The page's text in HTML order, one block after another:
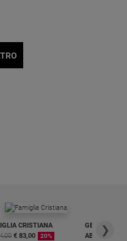
CRISTIANA
€ 83,00 20%
GBABY
❯